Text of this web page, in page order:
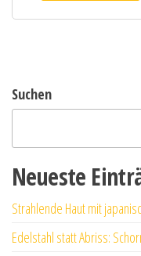
Suchen
Neueste
Strahlende Haut mit
Edelstahl statt Abriss: